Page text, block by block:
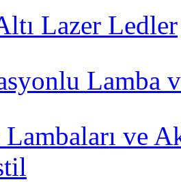
Lazer Ledler
Lamba
Lambaları ve